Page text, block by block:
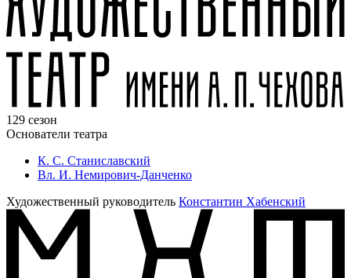
129 сезон
Основатели театра
К. С. Станиславский
Вл. И. Немирович-Данченко
Художественный руководитель Константин Хабенский